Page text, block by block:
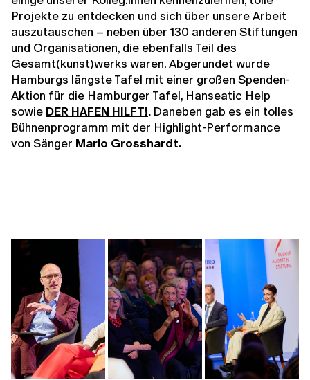
Projekte zu entdecken und sich über unsere Arbeit
auszutauschen – neben über 130 anderen Stiftungen
und Organisationen, die ebenfalls Teil des
Gesamt(kunst)werks waren. Abgerundet wurde
Hamburgs längste Tafel mit einer großen Spenden-
Aktion für die Hamburger Tafel, Hanseatic Help
sowie DER HAFEN HILFT!. Daneben gab es ein tolles
Bühnenprogramm mit der Highlight-Performance
von Sänger Marlo Grosshardt.